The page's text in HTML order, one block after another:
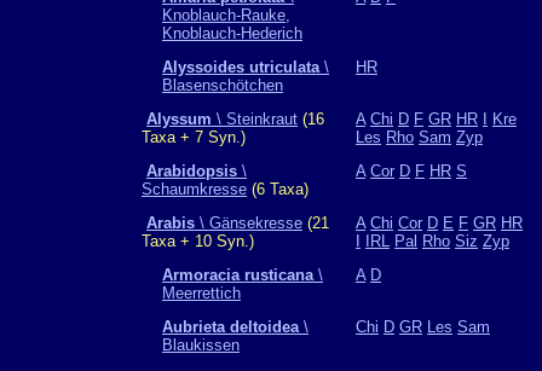
Knoblauch-Rauke,
Knoblauch-Hederich
Alyssoides utriculata\
Blasenschötchen
HR
Alyssum \ Steinkraut (16
Taxa + 7 Syn.)
A Chi D F GR HR
Kre
Les Rho Sam Zyp
Arabidopsis \
Schaumkresse (6 Taxa)
A Cor D F HR S
Arabis \ Gänsekresse (21
Taxa + 10 Syn.)
A Chi Cor D E F GR HR
IRL Pal Rho Siz Zyp
Armoracia rusticana\
Meerrettich
A D
Aubrieta deltoidea\
Blaukissen
Chi D GR Les Sam